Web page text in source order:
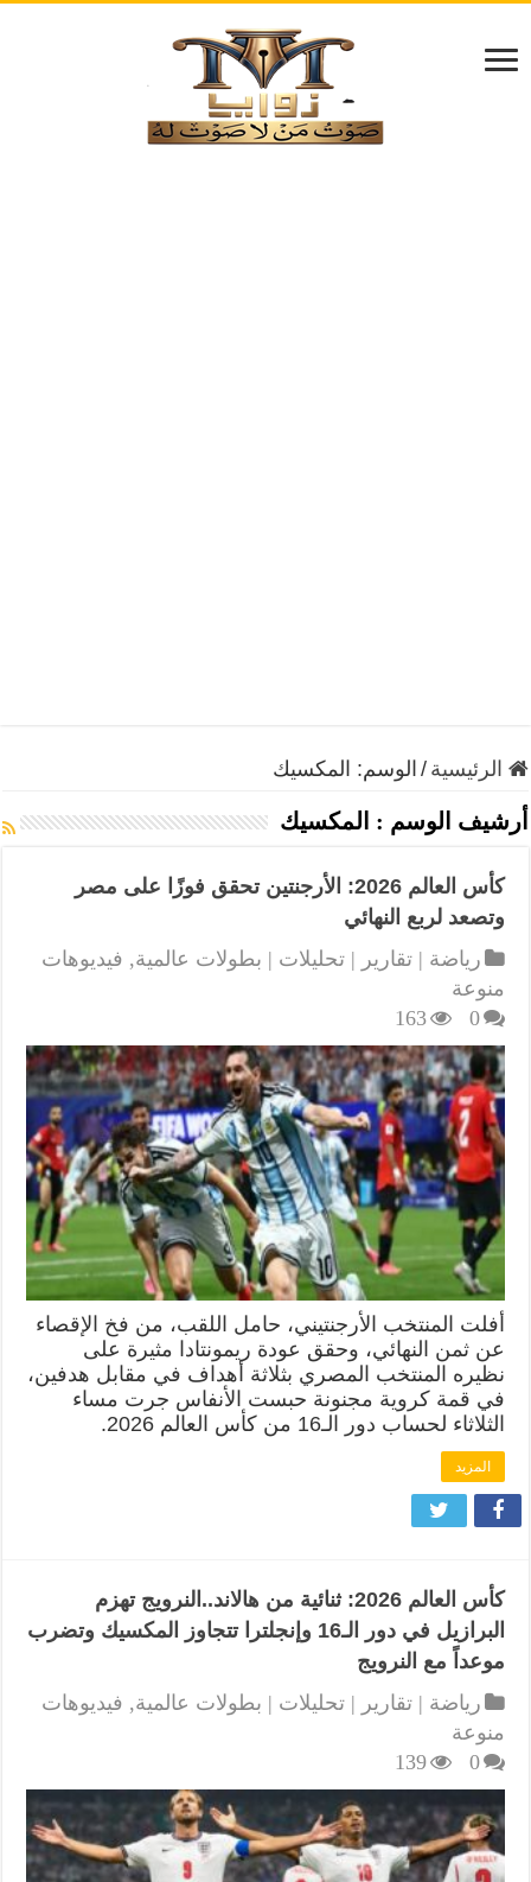
الرئيسية / الوسم: المكسيك
أرشيف الوسم : المكسيك
كأس العالم 2026: الأرجنتين تحقق فوزًا على مصر
وتصعد لربع النهائي
رياضة | تقارير | تحليلات | بطولات عالمية, فيديوهات
منوعة
0
163
أفلت المنتخب الأرجنتيني، حامل اللقب، من فخ الإقصاء
عن ثمن النهائي، وحقق عودة ريمونتادا مثيرة على
نظيره المنتخب المصري بثلاثة أهداف في مقابل هدفين،
في قمة كروية مجنونة حبست الأنفاس جرت مساء
الثلاثاء لحساب دور الـ16 من كأس العالم 2026.
المزيد
كأس العالم 2026: ثنائية من هالاند..النرويج تهزم
البرازيل في دور الـ16 وإنجلترا تتجاوز المكسيك وتضرب
موعداً مع النرويج
رياضة | تقارير | تحليلات | بطولات عالمية, فيديوهات
منوعة
0
139